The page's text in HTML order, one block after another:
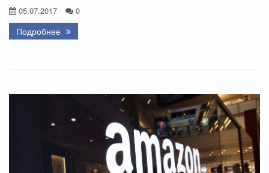
05.07.2017 0
Подробнее